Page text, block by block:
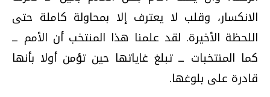
الانكسار، وقلب لا يعترف إلا بمحاولة كاملة حتى
اللحظة الأخيرة. لقد علمنا هذا المنتخب أن الأمم ــ
كما المنتخبات ــ تبلغ غاياتها حين تؤمن أولا بأنها
قادرة على بلوغها.